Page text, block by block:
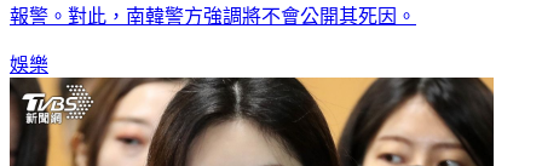
報警。對此，南韓警方強調將不會公開其死因。
娛樂